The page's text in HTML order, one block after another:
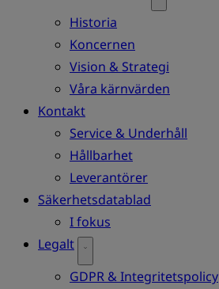
Historia
Koncernen
Vision & Strategi
Våra kärnvärden
Kontakt
Service & Underhåll
Hållbarhet
Leverantörer
Säkerhetsdatablad
I fokus
Legalt
GDPR & Integritetspolicy